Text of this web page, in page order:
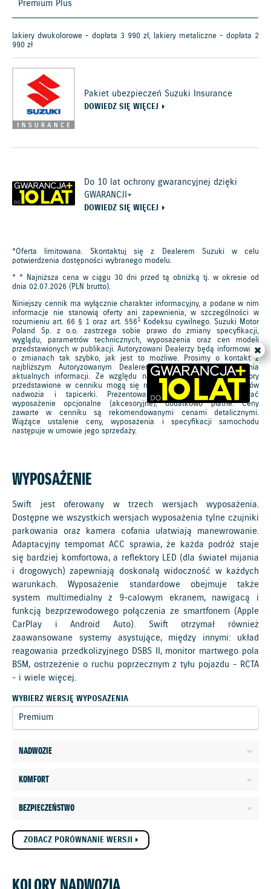
Premium Plus
lakiery dwukolorowe - dopłata 3 990 zł, lakiery metaliczne - dopłata 2
990 zł
Pakiet ubezpieczeń Suzuki Insurance
DOWIEDZ SIĘ WIĘCEJ
Do 10 lat ochrony gwarancyjnej dzięki
GWARANCJI+
DOWIEDZ SIĘ WIĘCEJ
*Oferta limitowana. Skontaktuj się z Dealerem Suzuki w celu
potwierdzenia dostępności wybranego modelu.
* * Najniższa cena w ciągu 30 dni przed tą obniżką tj. w okresie od
dnia 02.07.2026 (PLN brutto).
Niniejszy cennik ma wyłącznie charakter informacyjny, a podane w nim
informacje nie stanowią oferty ani zapewnienia, w szczególności w
rozumieniu art. 66 § 1 oraz art. 5561Kodeksu cywilnego. Suzuki Motor
Poland Sp. z o.o. zastrzega sobie prawo do zmiany specyfikacji,
wyglądu, parametrów technicznych, wyposażenia oraz cen modeli
przedstawionych w publikacji. Autoryzowani Dealerzy będą informowani
o zmianach tak szybko, jak jest to możliwe. Prosimy o kontakt z
najbliższym Autoryzowanym Dealerem SUZUKI w celu uzyskania
aktualnych informacji. Ze względu na ograniczenia techniki, kolory
przedstawione w cenniku mogą się różnić od rzeczywistych kolorów
nadwozia i tapicerki. Prezentowane zdjęcia mogą zawierać
wyposażenie opcjonalne (akcesoryjne), dodatkowo płatne. Ceny
zawarte w cenniku są rekomendowanymi cenami detalicznymi.
Wiążące ustalenie ceny, wyposażenia i specyfikacji samochodu
następuje w umowie jego sprzedaży.
WYPOSAŻENIE
Swift jest oferowany w trzech wersjach wyposażenia.
Dostępne we wszystkich wersjach wyposażenia tylne czujniki
parkowania oraz kamera cofania ułatwiają manewrowanie.
Adaptacyjny tempomat ACC sprawia, że każda podróż staje
się bardziej komfortowa, a reflektory LED (dla świateł mijania
i drogowych) zapewniają doskonałą widoczność w każdych
warunkach. Wyposażenie standardowe obejmuje także
system multimedialny z 9-calowym ekranem, nawigacą i
funkcją bezprzewodowego połączenia ze smartfonem (Apple
CarPlay i Android Auto). Swift otrzymał również
zaawansowane systemy asystujące, między innymi: układ
reagowania przedkolizyjnego DSBS II, monitor martwego pola
BSM, ostrzeżenie o ruchu poprzecznym z tyłu pojazdu - RCTA
- i wiele więcej.
WYBIERZ WERSJĘ WYPOSAŻENIA
NADWOZIE
KOMFORT
BEZPIECZEŃSTWO
ZOBACZ PORÓWNANIE WERSJI